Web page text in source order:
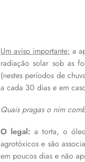
Um aviso importante: a
radiação solar sob as
(nestes períodos de
a cada 30 dias e em
Quais pragas o nim
O legal: a torta, o
agrotóxicos e são
em poucos dias e não